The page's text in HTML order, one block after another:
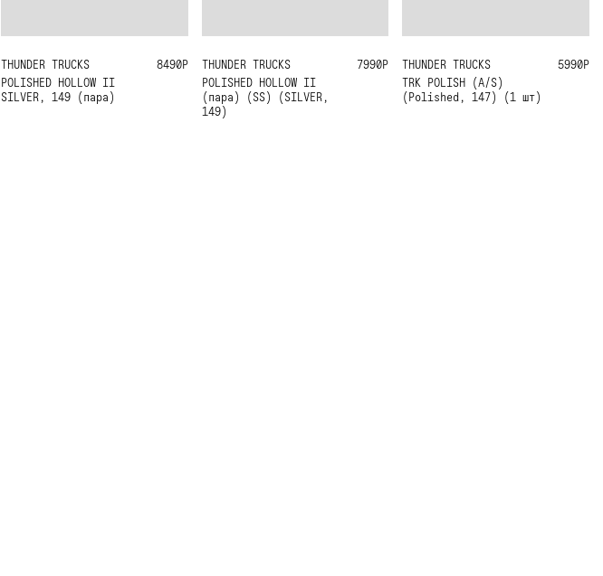
THUNDER TRUCKS
POLISHED HOLLOW II
SILVER, 149 (пара)
149 8490Р
THUNDER TRUCKS
POLISHED HOLLOW II
(пара) (SS) (SILVER,
149)
149 7990Р
THUNDER TRUCKS
TRK POLISH (A/S)
(Polished, 147) (1 шт)
147 5990Р